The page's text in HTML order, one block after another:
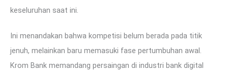
keseluruhan saat ini.
Ini menandakan bahwa kompetisi belum berada pada titik
jenuh, melainkan baru memasuki fase pertumbuhan awal.
Krom Bank memandang persaingan di industri bank digital